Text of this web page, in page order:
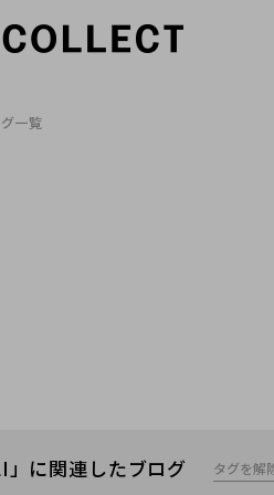
一覧
に関連したブログ タグを解